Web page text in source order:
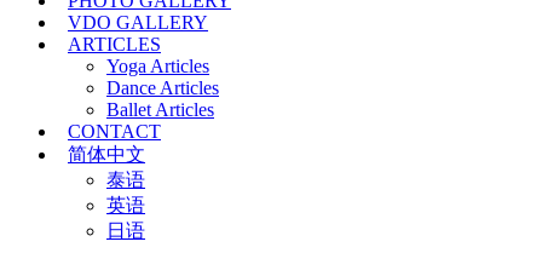
VDO GALLERY
ARTICLES
Yoga Articles
Dance Articles
Ballet Articles
CONTACT
简体中文
泰语
英语
日语